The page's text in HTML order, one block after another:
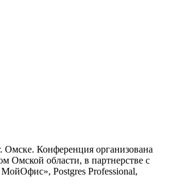
Омске. Конференция организована
области, в партнерстве с
Postgres Professional,